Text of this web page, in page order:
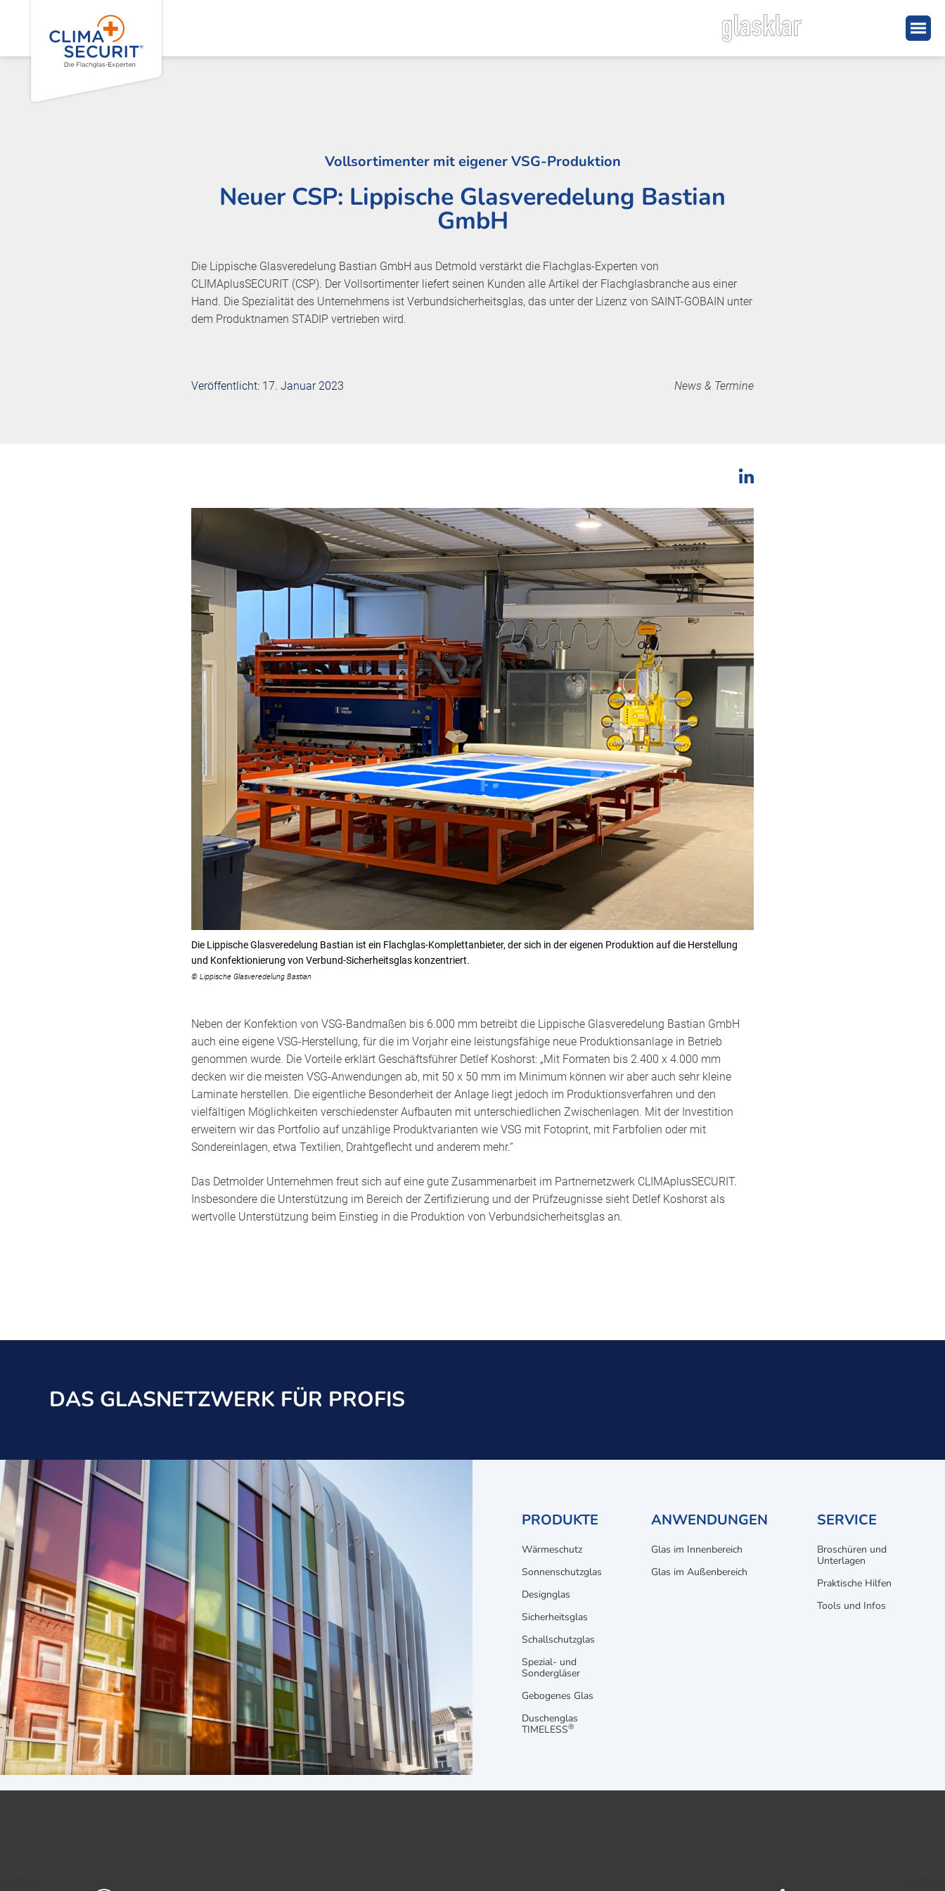
Vollsortimenter mit eigener VSG-Produktion
Neuer CSP: Lippische Glasveredelung Bastian
GmbH
Die Lippische Glasveredelung Bastian GmbH aus Detmold verstärkt die Flachglas-Experten von
CLIMAplusSECURIT (CSP). Der Vollsortimenter liefert seinen Kunden alle Artikel der Flachglasbranche aus einer
Hand. Die Spezialität des Unternehmens ist Verbundsicherheitsglas, das unter der Lizenz von SAINT-GOBAIN unter
dem Produktnamen STADIP vertrieben wird.
Veröffentlicht: 17. Januar 2023 News & Termine
Die Lippische Glasveredelung Bastian ist ein Flachglas-Komplettanbieter, der sich in der eigenen Produktion auf die Herstellung
und Konfektionierung von Verbund-Sicherheitsglas konzentriert.
© Lippische Glasveredelung Bastian
Neben der Konfektion von VSG-Bandmaßen bis 6.000 mm betreibt die Lippische Glasveredelung Bastian GmbH
auch eine eigene VSG-Herstellung, für die im Vorjahr eine leistungsfähige neue Produktionsanlage in Betrieb
genommen wurde. Die Vorteile erklärt Geschäftsführer Detlef Koshorst: „Mit Formaten bis 2.400 x 4.000 mm
decken wir die meisten VSG-Anwendungen ab, mit 50 x 50 mm im Minimum können wir aber auch sehr kleine
Laminate herstellen. Die eigentliche Besonderheit der Anlage liegt jedoch im Produktionsverfahren und den
vielfältigen Möglichkeiten verschiedenster Aufbauten mit unterschiedlichen Zwischenlagen. Mit der Investition
erweitern wir das Portfolio auf unzählige Produktvarianten wie VSG mit Fotoprint, mit Farbfolien oder mit
Sondereinlagen, etwa Textilien, Drahtgeflecht und anderem mehr.“
Das Detmolder Unternehmen freut sich auf eine gute Zusammenarbeit im Partnernetzwerk CLIMAplusSECURIT.
Insbesondere die Unterstützung im Bereich der Zertifizierung und der Prüfzeugnisse sieht Detlef Koshorst als
wertvolle Unterstützung beim Einstieg in die Produktion von Verbundsicherheitsglas an.
DAS GLASNETZWERK FÜR PROFIS
PRODUKTE
Wärmeschutz
Sonnenschutzglas
Designglas
Sicherheitsglas
Schallschutzglas
Spezial- und
Sondergläser
Gebogenes Glas
Duschenglas
TIMELESS®
ANWENDUNGEN
Glas im Innenbereich
Glas im Außenbereich
SERVICE
Broschüren und
Unterlagen
Praktische Hilfen
Tools und Infos